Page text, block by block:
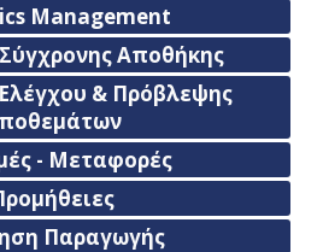
Management
Αποθήκης
& Πρόβλεψης
- Μεταφορές
Παραγωγής